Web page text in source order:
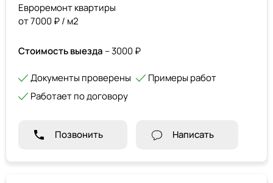
Евроремонт квартиры
от 7000 ₽ / м2
Стоимость выезда – 3000 ₽
Документы проверены
Примеры работ
Работает по договору
Позвонить Написать